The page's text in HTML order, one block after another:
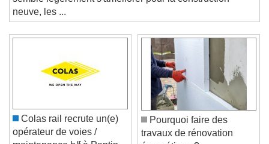
semble légèrement s'améliorer pour la construction
neuve, les ...
Colas rail recrute un(e)
opérateur de voies /
Pourquoi faire des
travaux de rénovation